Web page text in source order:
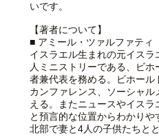
いです。
【著者について】
■ アミール・ツァルファティ
イスラエル生まれの元イス
人ミニストリーである、ビ
者兼代表を務める。ビホー
カンファレンス、ソーシャ
える。またニュースやイス
と預言的な位置からわかり
北部で妻と4人の子供たちと